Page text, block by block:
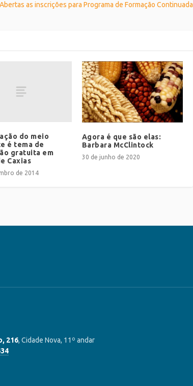
Abertas as inscrições para Programa de Formação Continuada
do meio
é tema de
gratuita em
Caxias
de 2014
Agora é que são elas:
Barbara McClintock
30 de junho de 2020
216, Cidade Nova, 11º andar